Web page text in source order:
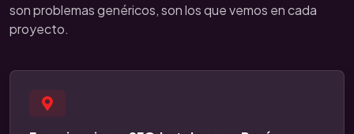
son problemas genéricos, son los que vemos en cada
proyecto.